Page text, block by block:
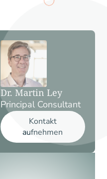
Dr. Martin Ley
Principal Consultant
Kontakt
aufnehmen